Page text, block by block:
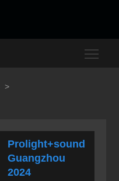
>
Prolight+sound
Guangzhou
2024